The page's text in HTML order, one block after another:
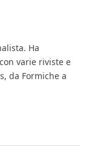
Ha
varie riviste e
da Formiche a